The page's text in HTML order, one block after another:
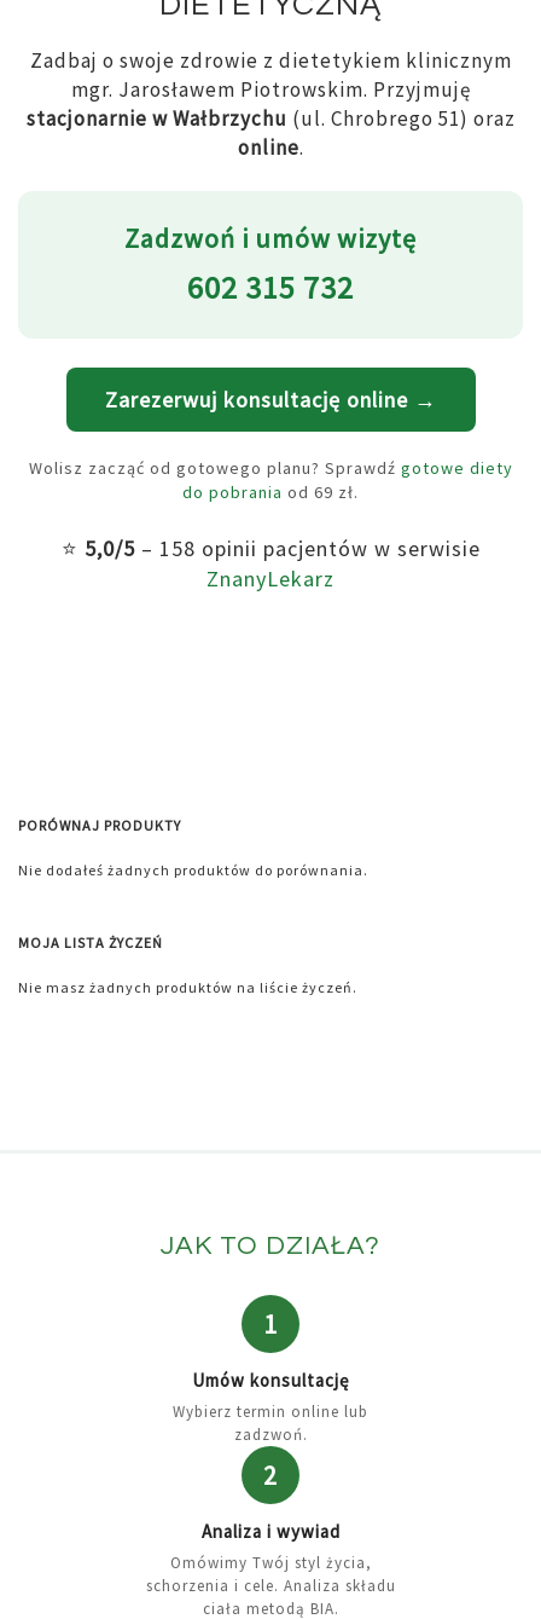
Zadbaj o swoje zdrowie z dietetykiem klinicznym
mgr. Jarosławem Piotrowskim. Przyjmuję
stacjonarnie w Wałbrzychu (ul. Chrobrego 51) oraz
online.
Zadzwoń i umów wizytę
602 315 732
Zarezerwuj konsultację online →
Wolisz zacząć od gotowego planu? Sprawdź gotowe diety
do pobrania od 69 zł.
⭐ 5,0/5– 158 opinii pacjentów w serwisie
ZnanyLekarz
PORÓWNAJ PRODUKTY
Nie dodałeś żadnych produktów do porównania.
MOJA LISTA ŻYCZEŃ
Nie masz żadnych produktów na liście życzeń.
JAK TO DZIAŁA?
1
Umów konsultację
Wybierz termin online lub
zadzwoń.
2
Analiza i wywiad
Omówimy Twój styl życia,
schorzenia i cele. Analiza składu
ciała metodą BIA.